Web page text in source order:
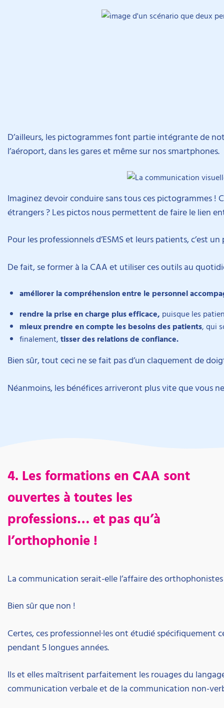
D’ailleurs, les pictogrammes font partie intégrante de
l’aéroport, dans les gares et même sur nos smartphones.
Imaginez devoir conduire sans tous ces pictogrammes
étrangers ? Les pictos nous permettent de faire le lien
Pour les professionnels d’ESMS et leurs patients, c’est
De fait, se former à la CAA et utiliser ces outils au
améliorer la compréhension entre le personnel
rendre la prise en charge plus efficace, puisque les
mieux prendre en compte les besoins des patients, qui
finalement, tisser des relations de confiance.
Bien sûr, tout ceci ne se fait pas d’un claquement de
Néanmoins, les bénéfices arriveront plus vite que vous
4. Les formations en CAA sont
ouvertes à toutes les
professions… et pas qu’à
l’orthophonie !
La communication serait-elle l’affaire des
Bien sûr que non !
Certes, ces professionnel·les ont étudié spécifiquement
pendant 5 longues années.
Ils et elles maîtrisent parfaitement les rouages du
communication verbale et de la communication non-